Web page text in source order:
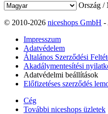
Ország /
© 2010-2026 niceshops GmbH -
Impresszum
Adatvédelem
Általános Szerződési
Akadálymentesítési
Adatvédelmi beállítások
Előfizetéses szerződés
Cég
További niceshops üzletek